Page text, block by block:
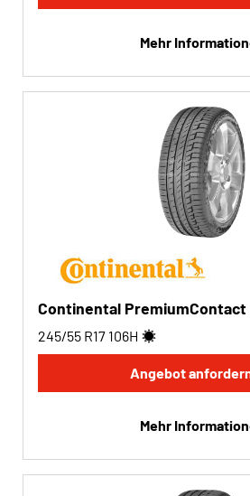
Mehr
Continental PremiumContact
245/55 R17 106H
Angebot
Mehr